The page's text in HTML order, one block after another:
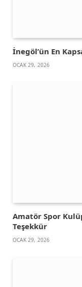
İnegöl’ün En
OCAK 29, 2026
Amatör Spor
Teşekkür
OCAK 29, 2026